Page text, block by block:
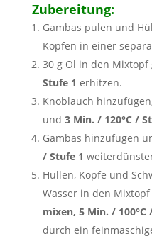
Zubereitung:
Gambas pulen und
Köpfen in einer
30 g Öl in den
Stufe 1 erhitzen.
Knoblauch
und3 Min. / 120°C /
Gambas hinzufügen
/ Stufe 1
Hüllen, Köpfe und
Wasser in den
mixen, 5 Min. / 100°C
durch ein